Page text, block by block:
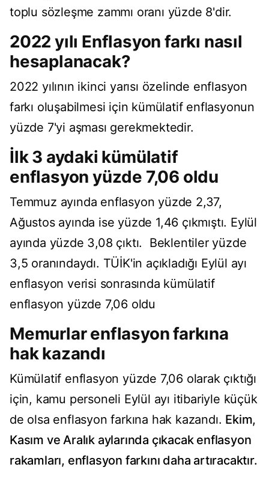
toplu sözleşme zammı oranı yüzde 8'dir.
2022 yılı Enflasyon farkı nasıl
hesaplanacak?
2022 yılının ikinci yarısı özelinde enflasyon
farkı oluşabilmesi için kümülatif enflasyonun
yüzde 7'yi aşması gerekmektedir.
İlk 3 aydaki kümülatif
enflasyon yüzde 7,06 oldu
Temmuz ayında enflasyon yüzde 2,37,
Ağustos ayında ise yüzde 1,46 çıkmıştı. Eylül
ayında yüzde 3,08 çıktı. Beklentiler yüzde
3,5 oranındaydı. TÜİK'in açıkladığı Eylül ayı
enflasyon verisi sonrasında kümülatif
enflasyon yüzde 7,06 oldu
Memurlar enflasyon farkına
hak kazandı
Kümülatif enflasyon yüzde 7,06 olarak çıktığı
için, kamu personeli Eylül ayı itibariyle küçük
de olsa enflasyon farkına hak kazandı. Ekim,
Kasım ve Aralık aylarında çıkacak enflasyon
rakamları, enflasyon farkını daha artıracaktır.